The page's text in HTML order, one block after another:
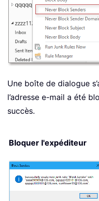
Une boîte de dialogue
l’adresse e-mail a été
succès.
Bloquer l'expéditeur